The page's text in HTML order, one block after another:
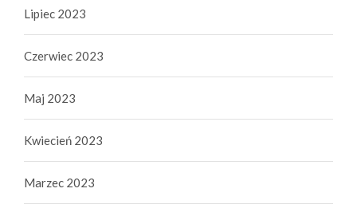
Lipiec 2023
Czerwiec 2023
Maj 2023
Kwiecień 2023
Marzec 2023